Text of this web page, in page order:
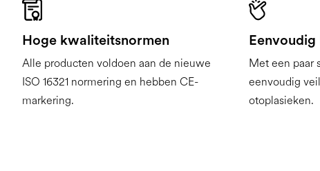
Hoge kwaliteitsnormen
Alle producten voldoen aan de nieuwe
ISO 16321 normering en hebben CE-
markering.
Met een paar
eenvoudig
otoplasieken.